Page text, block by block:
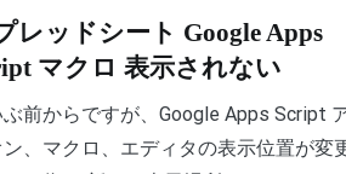
レッドシート Google Apps
マクロ 表示されない
ぶ前からですが、Google Apps Script
ン、マクロ、エディタの表示位置が変